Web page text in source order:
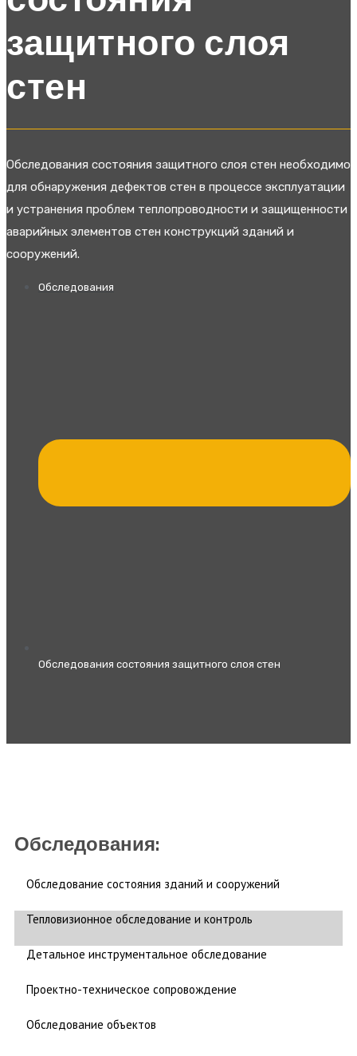
защитного слоя
стен
Обследования состояния защитного слоя стен необходимо
для обнаружения дефектов стен в процессе эксплуатации
и устранения проблем теплопроводности и защищенности
аварийных элементов стен конструкций зданий и
сооружений.
Обследования
Обследования состояния защитного слоя стен
Обследования:
Обследование состояния зданий и сооружений
Тепловизионное обследование и контроль
Детальное инструментальное обследование
Проектно-техническое сопровождение
Обследование объектов